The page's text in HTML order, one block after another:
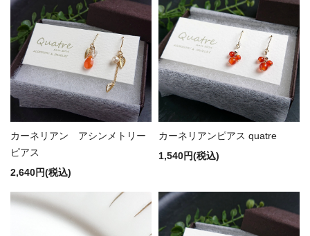
カーネリアン アシンメトリー
ピアス
2,640円(税込)
カーネリアンピアス quatre
1,540円(税込)